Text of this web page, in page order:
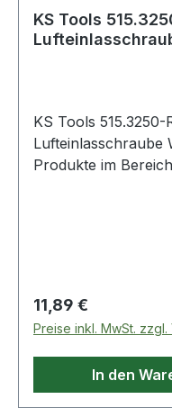
KS Tools
KS Tools 515.3250-
Lufteinlasschraube Weitere
Produkte im Bereich
Regulärer Preis:
11,89 €
Preise inkl. MwSt.
In den